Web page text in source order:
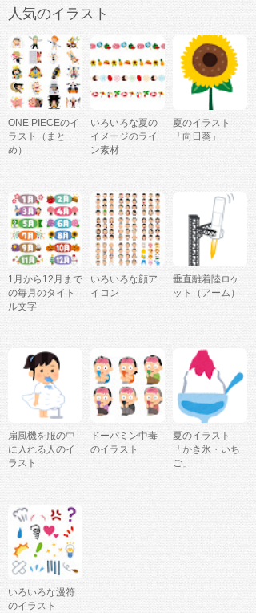
人気のイラスト
ONE PIECEのイ
ラスト（まと
め）
いろいろな夏の
イメージのライ
ン素材
夏のイラスト
「向日葵」
1月から12月まで
の毎月のタイト
ル文字
いろいろな顔ア
イコン
垂直離着陸ロケ
ット（アーム）
扇風機を服の中
に入れる人のイ
ラスト
ドーパミン中毒
のイラスト
夏のイラスト
「かき氷・いち
ご」
いろいろな漫符
のイラスト